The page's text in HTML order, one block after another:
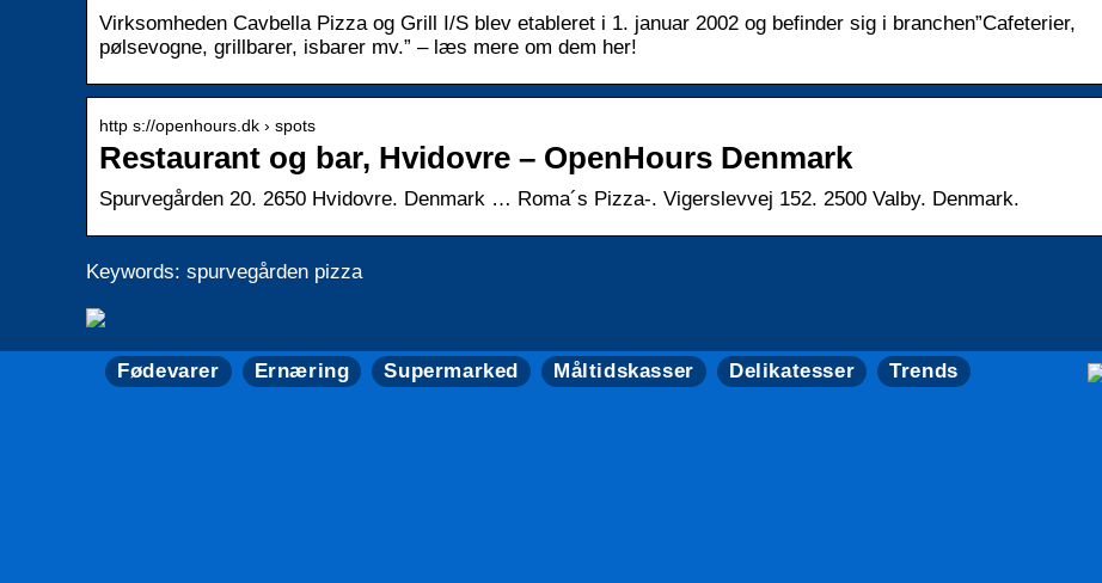
Virksomheden Cavbella Pizza og Grill I/S blev etableret i 1. januar 2002 og befinder sig i branchen”Cafeterier,
pølsevogne, grillbarer, isbarer mv.” – læs mere om dem her!
http s://openhours.dk › spots
Restaurant og bar, Hvidovre – OpenHours Denmark
Spurvegården 20. 2650 Hvidovre. Denmark … Roma´s Pizza-. Vigerslevvej 152. 2500 Valby. Denmark.
Keywords: spurvegården pizza
Fødevarer Ernæring Supermarked Måltidskasser Delikatesser Trends